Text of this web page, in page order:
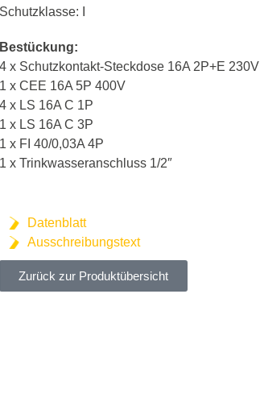
Schutzklasse: I
Bestückung:
4 x Schutzkontakt-Steckdose 16A 2P+E 230V
1 x CEE 16A 5P 400V
4 x LS 16A C 1P
1 x LS 16A C 3P
1 x FI 40/0,03A 4P
1 x Trinkwasseranschluss 1/2″
Datenblatt
Ausschreibungstext
Zurück zur Produktübersicht